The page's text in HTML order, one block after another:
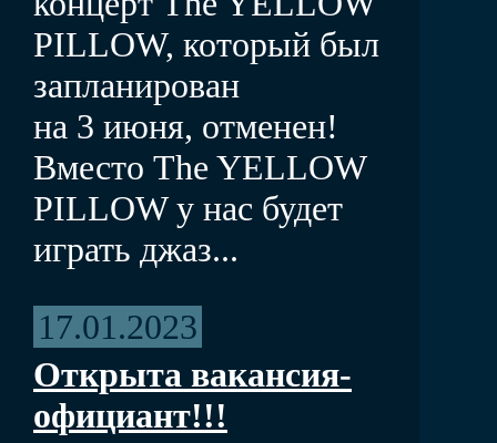
PILLOW, который был
запланирован
на 3 июня, отменен!
Вместо The YELLOW
PILLOW у нас будет
играть джаз...
17.01.2023
Открыта вакансия-
официант!!!